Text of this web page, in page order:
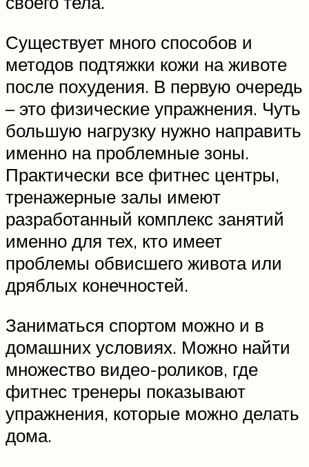
Существует много способов и
методов подтяжки кожи на животе
после похудения. В первую очередь
– это физические упражнения. Чуть
большую нагрузку нужно направить
именно на проблемные зоны.
Практически все фитнес центры,
тренажерные залы имеют
разработанный комплекс занятий
именно для тех, кто имеет
проблемы обвисшего живота или
дряблых конечностей.
Заниматься спортом можно и в
домашних условиях. Можно найти
множество видео-роликов, где
фитнес тренеры показывают
упражнения, которые можно делать
дома.